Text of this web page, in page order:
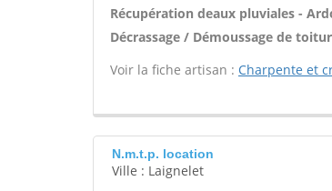
Récupération deaux pluviales -
Décrassage / Démoussage de
Voir la fiche artisan : Charpente et
N.m.t.p. location
Ville : Laignelet